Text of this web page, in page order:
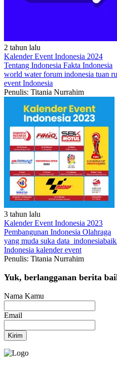
2 tahun lalu
Kalender Event Indonesia 2024
Tentang Indonesia Fakta Indonesia
world water forum indonesia tuan
event Indonesia
Penulis: Titania Nurrahim
3 tahun lalu
Kalender Event Indonesia 2023
Pembangunan Indonesia Olahraga
yang muda suka data
Indonesia kalender event
Penulis: Titania Nurrahim
Yuk, berlangganan berita
Nama Kamu
Email
Kirim